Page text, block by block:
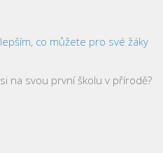
co můžete pro své žáky
na svou první školu v přírodě?